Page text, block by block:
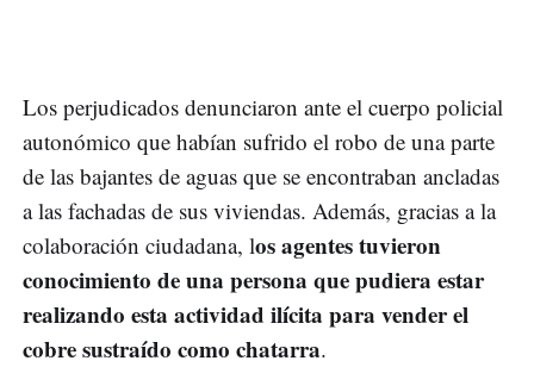
Los perjudicados denunciaron ante el cuerpo policial
autonómico que habían sufrido el robo de una parte
de las bajantes de aguas que se encontraban ancladas
a las fachadas de sus viviendas. Además, gracias a la
colaboración ciudadana, los agentes tuvieron
conocimiento de una persona que pudiera estar
realizando esta actividad ilícita para vender el
cobre sustraído como chatarra.